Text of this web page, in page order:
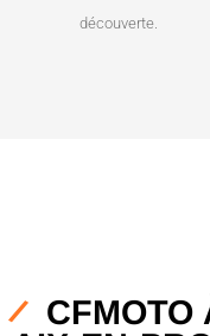
découverte.
CFMOTO